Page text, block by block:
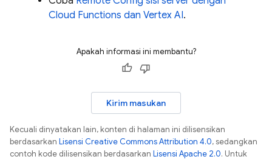
Cloud Functions dan Vertex AI.
Apakah informasi ini membantu?
Kirim masukan
Kecuali dinyatakan lain, konten di halaman ini dilisensikan
berdasarkan Lisensi Creative Commons Attribution 4.0, sedangkan
contoh kode dilisensikan berdasarkan Lisensi Apache 2.0. Untuk